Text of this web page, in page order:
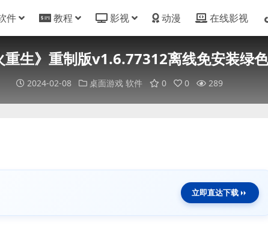
件 教程 影视 动漫 在线影视
重生》重制版v1.6.77312离线免安装绿
2024-02-08 桌面游戏 软件 0 0 289
立即直达下载